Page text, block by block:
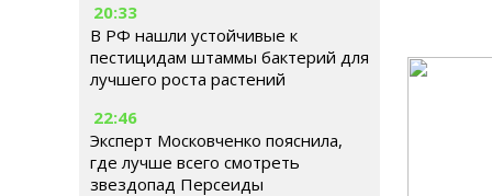
20:33
В РФ нашли устойчивые к
пестицидам штаммы бактерий для
лучшего роста растений
22:46
Эксперт Московченко пояснила,
где лучше всего смотреть
звездопад Персеиды